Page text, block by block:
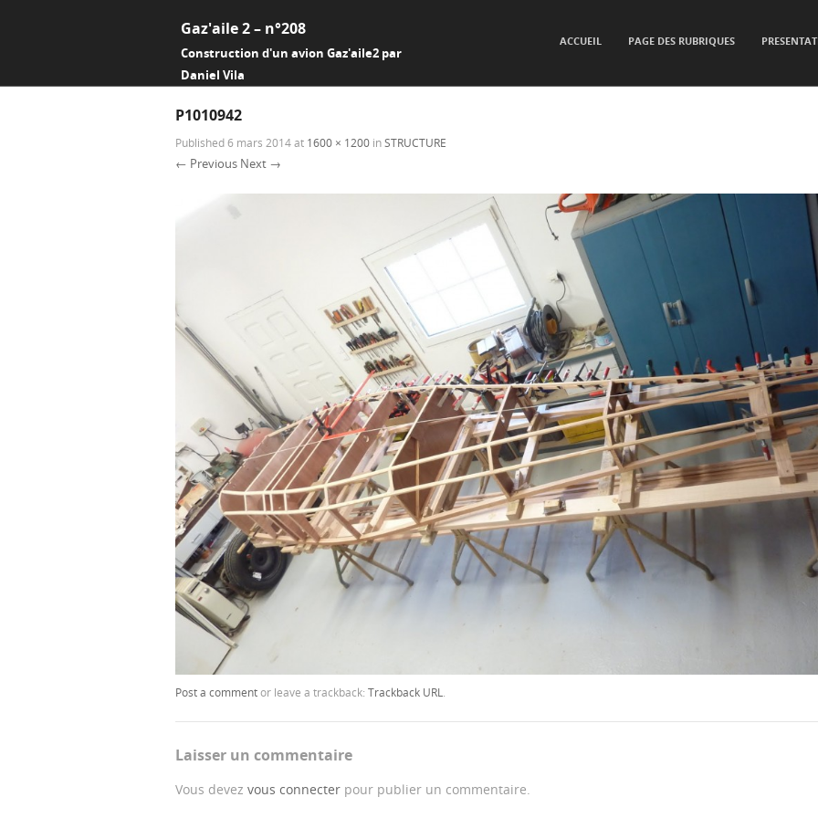
Gaz'aile 2 – n°208
Construction d'un avion Gaz'aile2 par
Daniel Vila
ACCUEIL PAGE DES RUBRIQUES
P1010942
Published6 mars 2014at 1600 × 1200 inSTRUCTURE
← Previous Next →
Post a commentor leave a trackback: Trackback URL.
Laisser un commentaire
Vous devez vous connecter pour publier un commentaire.